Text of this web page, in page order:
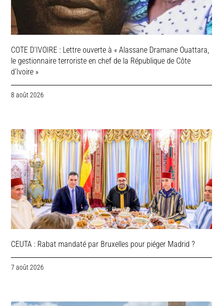
COTE D’IVOIRE : Lettre ouverte à « Alassane Dramane Ouattara,
le gestionnaire terroriste en chef de la République de Côte
d’Ivoire »
8 août 2026
CEUTA : Rabat mandaté par Bruxelles pour piéger Madrid ?
7 août 2026